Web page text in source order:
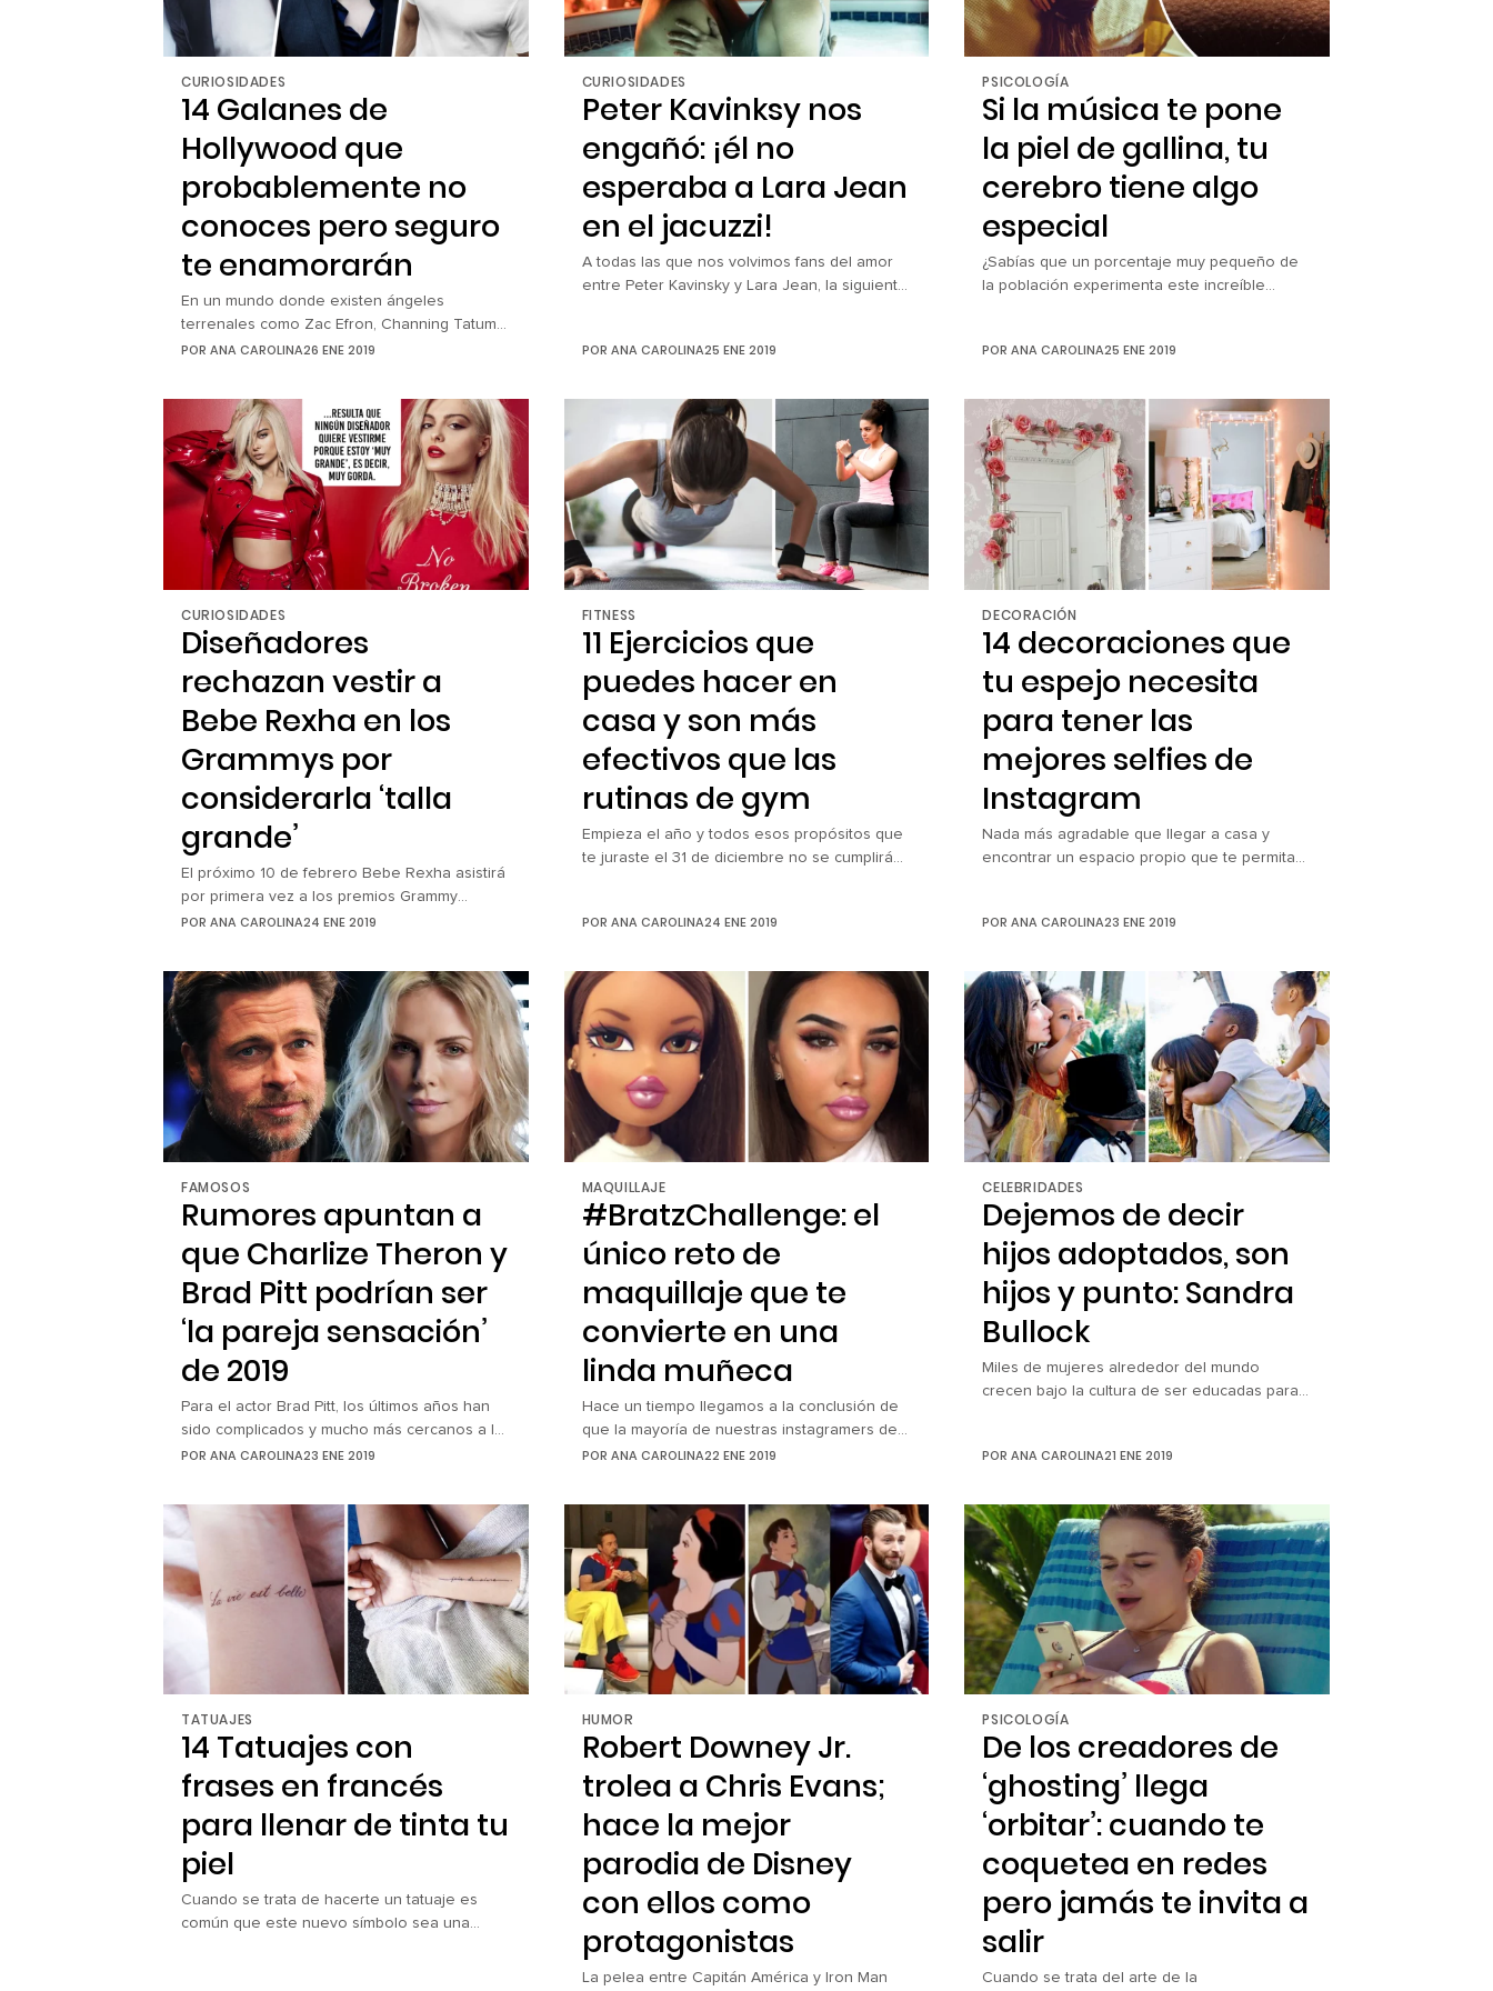
CURIOSIDADES
14 Galanes de
Hollywood que
probablemente no
conoces pero seguro
te enamorarán
En un mundo donde existen ángeles
terrenales como Zac Efron, Channing Tatum
o Chris Hemsworth, es comprensible
trata de Hollywood. Pero hay un grupo de
actores que podríamos considerar under, o
menos populares en el mundo del cine y
televisión estadounidense, pero no […]
POR ANA CAROLINA26 ENE 2019
CURIOSIDADES
Peter Kavinksy nos
engañó: ¡él no
esperaba a Lara Jean
en el jacuzzi!
A todas las que nos volvimos fans del amor
entre Peter Kavinsky y Lara Jean, la siguiente
spoiler: si hasta este momento no has visto A
momento de que te vayas de esta […]
POR ANA CAROLINA25 ENE 2019
PSICOLOGÍA
Si la música te pone
la piel de gallina, tu
cerebro tiene algo
especial
¿Sabías que un porcentaje muy pequeño de
la población experimenta este increíble
Si eres así o conoces a alguien, quizás esto
que estas personas tienen un cerebro más
especial que el […]
PORANA CAROLINA25 ENE 2019
CURIOSIDADES
Diseñadores
rechazan vestir a
Bebe Rexha en los
Grammys por
considerarla ‘talla
grande’
El próximo 10 de febrero Bebe Rexha asistirá
por primera vez a los premios Grammy
nominada a Mejor Nuevo Artista Country
opacada por un incómodo inconveniente con
su vestuario. Y es que la cantante de Say My
Name denunció que algunos diseñadores […]
POR ANA CAROLINA24 ENE 2019
FITNESS
11 Ejercicios que
puedes hacer en
casa y son más
efectivos que las
rutinas de gym
Empieza el año y todos esos propósitos que
te juraste el 31 de diciembre no se cumplirán
ejemplo, recuperar tu talla. Si ya te
mejores vacaciones en la playa, es hora de
[…]
POR ANA CAROLINA24 ENE 2019
DECORACIÓN
14 decoraciones que
tu espejo necesita
para tener las
mejores selfies de
Instagram
Nada más agradable que llegar a casa y
encontrar un espacio propio que te permita
buena selfie de pie, que te permita mostrar
par de horas de producción, es normal que
pongamos más atención a los […]
PORANA CAROLINA23 ENE 2019
FAMOSOS
Rumores apuntan a
que Charlize Theron y
Brad Pitt podrían ser
‘la pareja sensación’
de 2019
Para el actor Brad Pitt, los últimos años han
sido complicados y mucho más cercanos a la
polémica y olas mediáticas debido a su
interés de la prensa estadounidense por
“conseguirle” una nueva novia. Pero él ha
declarado […]
POR ANA CAROLINA23 ENE 2019
MAQUILLAJE
#BratzChallenge: el
único reto de
maquillaje que te
convierte en una
linda muñeca
Hace un tiempo llegamos a la conclusión de
que la mayoría de nuestras instagramers de
maquillaje y youtubers favoritas no eran más
disfrutamos, aquellas a las que Barbie se nos
hacía “un poco aburrida”. A solo unas
semanas de […]
POR ANA CAROLINA22 ENE 2019
CELEBRIDADES
Dejemos de decir
hijos adoptados, son
hijos y punto: Sandra
Bullock
Miles de mujeres alrededor del mundo
crecen bajo la cultura de ser educadas para
mayor rapidez y tener hijos ya no es una
número de ellas que mantienen la creencia
de que la […]
PORANA CAROLINA21 ENE 2019
TATUAJES
14 Tatuajes con
frases en francés
para llenar de tinta tu
piel
Cuando se trata de hacerte un tatuaje es
común que este nuevo símbolo sea una
HUMOR
Robert Downey Jr.
trolea a Chris Evans;
hace la mejor
parodia de Disney
con ellos como
protagonistas
La pelea entre Capitán América y Iron Man
PSICOLOGÍA
De los creadores de
‘ghosting’ llega
‘orbitar’: cuando te
coquetea en redes
pero jamás te invita a
salir
Cuando se trata del arte de la